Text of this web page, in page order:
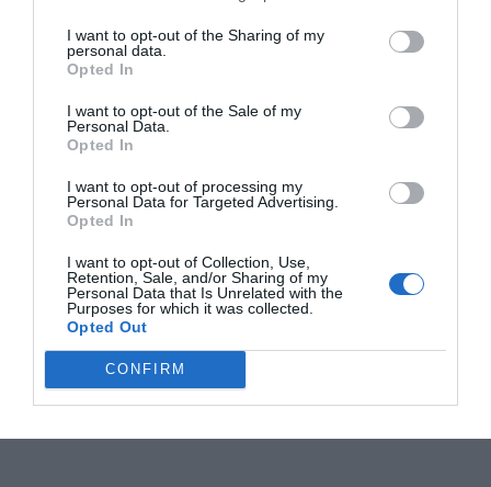
I want to opt-out of the Sharing of my
personal data.
Opted In
I want to opt-out of the Sale of my
Personal Data.
Opted In
I want to opt-out of processing my
Personal Data for Targeted Advertising.
Opted In
I want to opt-out of Collection, Use,
Retention, Sale, and/or Sharing of my
Personal Data that Is Unrelated with the
Purposes for which it was collected.
Opted Out
CONFIRM